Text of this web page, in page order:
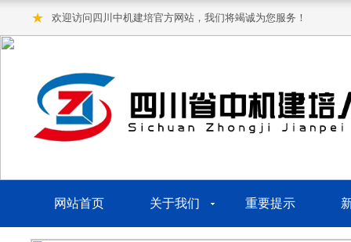
★ 欢迎访问四川中机建培官方网站，我们将竭诚为您服务！
网站首页 关于我们 重要提示